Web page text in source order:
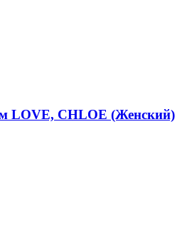
LOVE, CHLOE (Женский)